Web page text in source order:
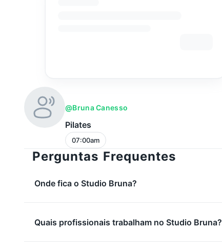
@bruna Canesso
Pilates
07:00am
Perguntas Frequentes
Onde fica o Studio Bruna?
Quais profissionais trabalham no Studio Bruna?